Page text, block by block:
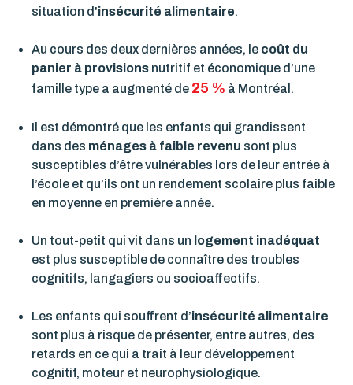
situation d'insécurité alimentaire.
Au cours des deux dernières années, le coût du
panier à provisions nutritif et économique d’une
famille type a augmenté de 25 % à Montréal.
Il est démontré que les enfants qui grandissent
dans des ménages à faible revenu sont plus
susceptibles d’être vulnérables lors de leur entrée à
l’école et qu’ils ont un rendement scolaire plus faible
en moyenne en première année.
Un tout-petit qui vit dans un logement inadéquat
est plus susceptible de connaître des troubles
cognitifs, langagiers ou socioaffectifs.
Les enfants qui souffrent d’insécurité alimentaire
sont plus à risque de présenter, entre autres, des
retards en ce qui a trait à leur développement
cognitif, moteur et neurophysiologique.